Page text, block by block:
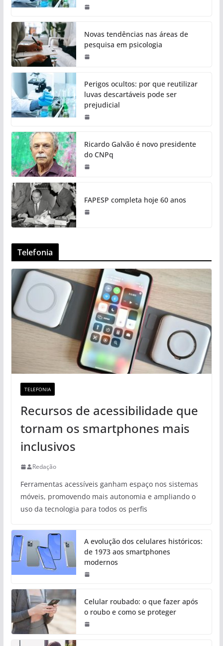
Novas tendências nas áreas de
pesquisa em psicologia
Perigos ocultos: por que reutilizar
luvas descartáveis pode ser
prejudicial
Ricardo Galvão é novo presidente
do CNPq
FAPESP completa hoje 60 anos
Telefonia
TELEFONIA
Recursos de acessibilidade que
tornam os smartphones mais
inclusivos
Redação
Ferramentas acessíveis ganham espaço nos sistemas
móveis, promovendo mais autonomia e ampliando o
uso da tecnologia para todos os perfis
A evolução dos celulares históricos:
de 1973 aos smartphones
modernos
Celular roubado: o que fazer após
o roubo e como se proteger